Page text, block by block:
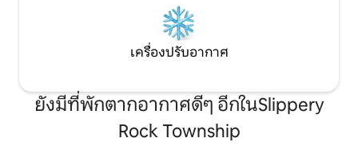
เครื่องปรับอากาศ
ยังมีที่พักตากอากาศดีๆ อีกในSlippery
Rock Township